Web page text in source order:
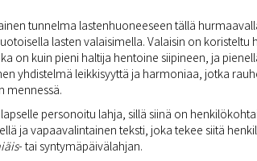
tunnelma lastenhuoneeseen tällä
lasten valaisimella. Valaisin on koristeltu
on kuin pieni haltija hentoine siipineen, ja
yhdistelmä leikkisyyttä ja harmoniaa, jotka
mennessä.
personoitu lahja, sillä siinä on
ja vapaavalintainen teksti, joka tekee siitä
- tai syntymäpäivälahjan.